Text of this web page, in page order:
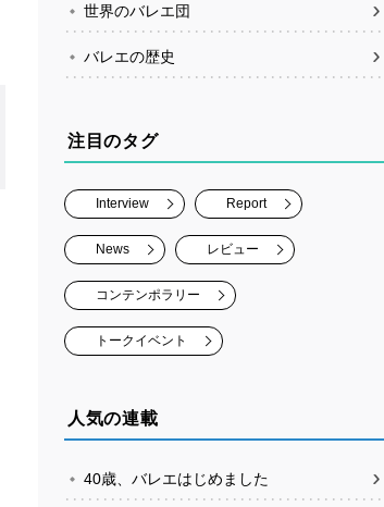
世界のバレエ団
バレエの歴史
注目のタグ
Interview Report
News レビュー
コンテンポラリー
トークイベント
人気の連載
40歳、バレエはじめました